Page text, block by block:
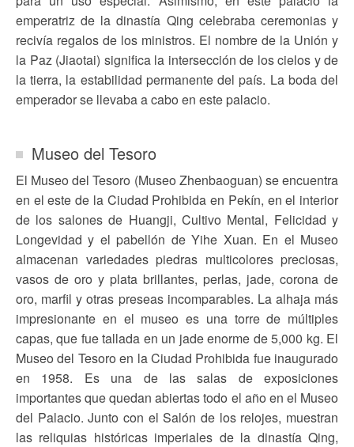
emperatriz de la dinastía Qing celebraba ceremonias y
recivía regalos de los ministros. El nombre de la Unión y
la Paz (Jiaotai) significa la intersección de los cielos y de
la tierra, la estabilidad permanente del país. La boda del
emperador se llevaba a cabo en este palacio.
Museo del Tesoro
El Museo del Tesoro (Museo Zhenbaoguan) se encuentra
en el este de la Ciudad Prohibida en Pekín, en el interior
de los salones de Huangji, Cultivo Mental, Felicidad y
Longevidad y el pabellón de Yihe Xuan. En el Museo
almacenan variedades piedras multicolores preciosas,
vasos de oro y plata brillantes, perlas, jade, corona de
oro, marfil y otras preseas incomparables. La alhaja más
impresionante en el museo es una torre de múltiples
capas, que fue tallada en un jade enorme de 5,000 kg. El
Museo del Tesoro en la Ciudad Prohibida fue inaugurado
en 1958. Es una de las salas de exposiciones
importantes que quedan abiertas todo el año en el Museo
del Palacio. Junto con el Salón de los relojes, muestran
las reliquias históricas imperiales de la dinastía Qing,